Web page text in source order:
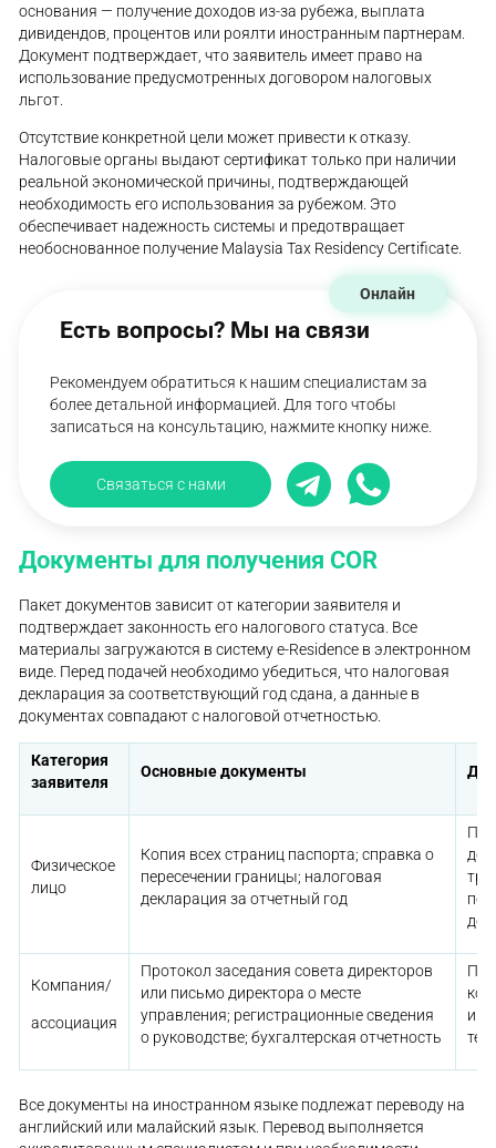
основания — получение доходов из-за рубежа, выплата
дивидендов, процентов или роялти иностранным партнерам.
Документ подтверждает, что заявитель имеет право на
использование предусмотренных договором налоговых
льгот.
Отсутствие конкретной цели может привести к отказу.
Налоговые органы выдают сертификат только при наличии
реальной экономической причины, подтверждающей
необходимость его использования за рубежом. Это
обеспечивает надежность системы и предотвращает
необоснованное получение Malaysia Tax Residency Certificate.
Есть вопросы? Мы на связи
Рекомендуем обратиться к нашим специалистам за
более детальной информацией. Для того чтобы
записаться на консультацию, нажмите кнопку ниже.
Связаться с нами
Онлайн
Документы для получения COR
Пакет документов зависит от категории заявителя и
подтверждает законность его налогового статуса. Все
материалы загружаются в систему e-Residence в электронном
виде. Перед подачей необходимо убедиться, что налоговая
декларация за соответствующий год сдана, а данные в
документах совпадают с налоговой отчетностью.
Категория
заявителя
Основные документы
Физическое
лицо
Копия всех страниц паспорта; справка о
пересечении границы; налоговая
декларация за отчетный год
Компания/
ассоциация
Протокол заседания совета директоров
или письмо директора о месте
управления; регистрационные сведения
о руководстве; бухгалтерская отчетность
и
Все документы на иностранном языке подлежат переводу на
английский или малайский язык. Перевод выполняется